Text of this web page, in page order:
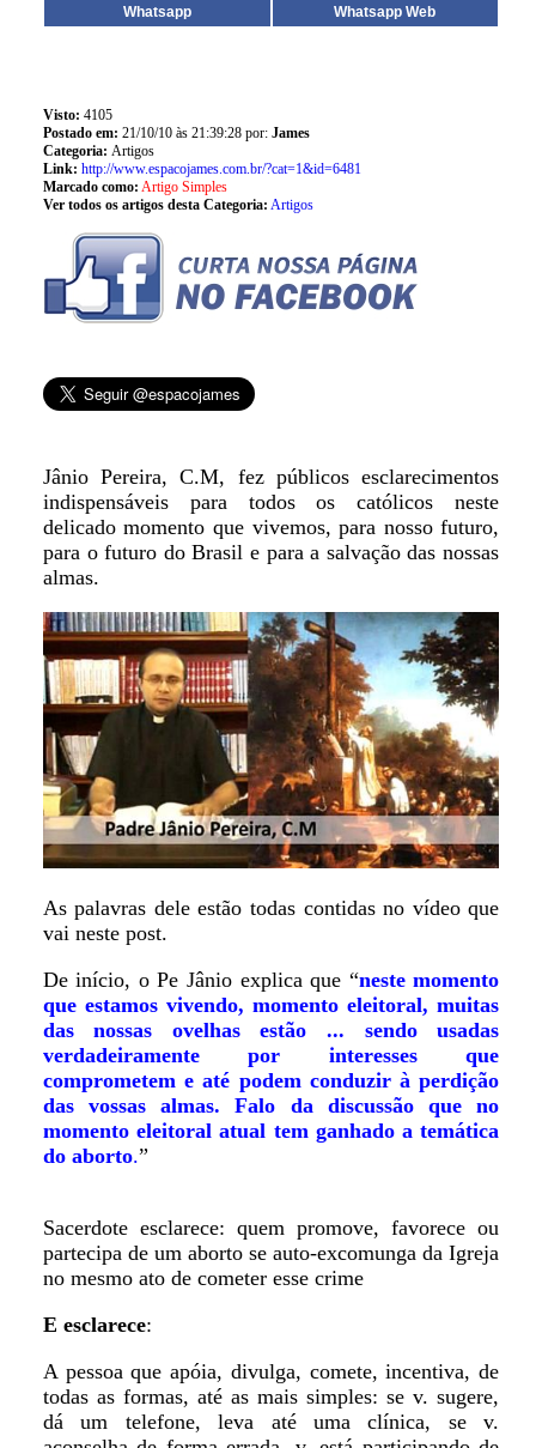
Whatsapp
Whatsapp Web
Visto: 4105
Postado em: 21/10/10 às 21:39:28 por: James
Categoria: Artigos
Link: http://www.espacojames.com.br/?cat=1&id=6481
Marcado como: Artigo Simples
Ver todos os artigos desta Categoria: Artigos
Jânio Pereira, C.M, fez públicos esclarecimentos
indispensáveis para todos os católicos neste
delicado momento que vivemos, para nosso futuro,
para o futuro do Brasil e para a salvação das nossas
almas.
As palavras dele estão todas contidas no vídeo que
vai neste post.
De início, o Pe Jânio explica que “neste momento
que estamos vivendo, momento eleitoral, muitas
das nossas ovelhas estão ... sendo usadas
verdadeiramente por interesses que
comprometem e até podem conduzir à perdição
das vossas almas.Falo da discussão que no
momento eleitoral atual tem ganhado a temática
do aborto.”
Sacerdote esclarece: quem promove, favorece ou
partecipa de um aborto se auto-excomunga da Igreja
no mesmo ato de cometer esse crime
E esclarece:
A pessoa que apóia, divulga, comete, incentiva, de
todas as formas, até as mais simples: se v. sugere,
dá um telefone, leva até uma clínica, se v.